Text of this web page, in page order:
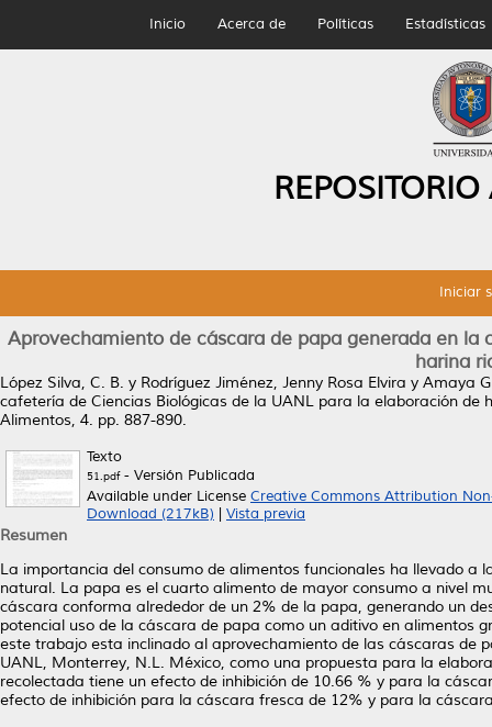
Inicio Acerca de Políticas Estadísticas
Iniciar
Aprovechamiento de cáscara de papa generada en
harina
López Silva, C. B. y Rodríguez Jiménez, Jenny Rosa Elvira y Amaya
cafetería de Ciencias Biológicas de la UANL para la elaboración de
Alimentos, 4. pp. 887-890.
Texto
51.pdf- Versión Publicada
Available under License Creative Commons Attribution
Download (217kB)
Vista previa
Resumen
La importancia del consumo de alimentos funcionales ha llevado
natural. La papa es el cuarto alimento de mayor consumo a nivel
cáscara conforma alrededor de un 2% de la papa, generando un
potencial uso de la cáscara de papa como un aditivo en alimentos
este trabajo esta inclinado al aprovechamiento de las cáscaras de
UANL, Monterrey, N.L. México, como una propuesta para la
recolectada tiene un efecto de inhibición de 10.66 % y para la
efecto de inhibición para la cáscara fresca de 12% y para la